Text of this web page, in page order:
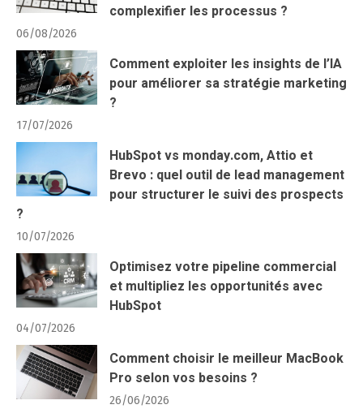
complexifier les processus ?
06/08/2026
Comment exploiter les insights de l’IA
pour améliorer sa stratégie marketing
?
17/07/2026
HubSpot vs monday.com, Attio et
Brevo : quel outil de lead management
pour structurer le suivi des prospects
?
10/07/2026
Optimisez votre pipeline commercial
et multipliez les opportunités avec
HubSpot
04/07/2026
Comment choisir le meilleur MacBook
Pro selon vos besoins ?
26/06/2026